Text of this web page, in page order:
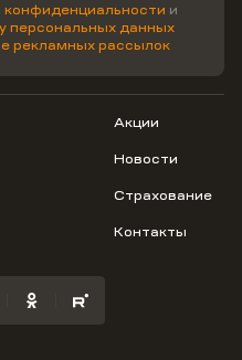
конфиденциальности и
персональных данных
рекламных рассылок
Акции
Новости
Страхование
Контакты